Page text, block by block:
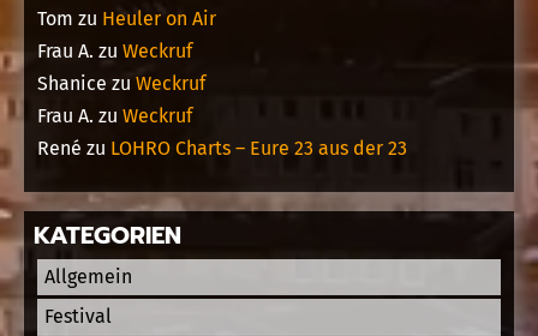
Tom zu Heuler on Air
Frau A. zu Weckruf
Shanice zu Weckruf
Frau A. zu Weckruf
René zu LOHRO Charts – Eure 23 aus der 23
KATEGORIEN
Allgemein
Festival